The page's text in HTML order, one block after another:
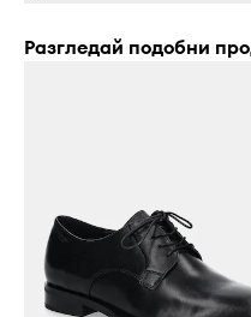
Разгледай подобни